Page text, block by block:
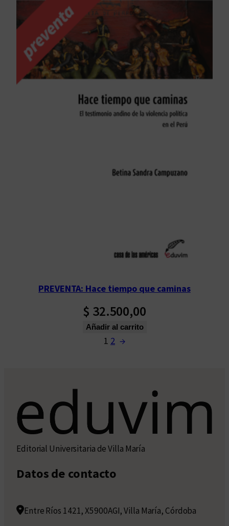
PREVENTA: Hace tiempo que caminas
$ 32.500,00
Añadir al carrito
1 2 →
Editorial Universitaria de Villa María
Datos de contacto
Entre Ríos 1421, X5900AGI, Villa María, Córdoba